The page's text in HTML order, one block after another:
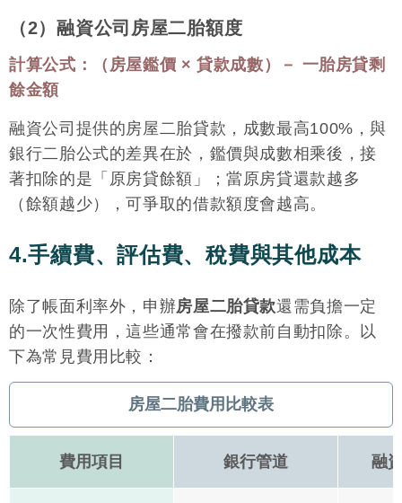
（2）融資公司房屋二胎額度
計算公式：（房屋鑑價 × 貸款成數）－ 一胎房貸剩
餘金額
融資公司提供的房屋二胎貸款，成數最高100%，與
銀行二胎公式的差異在於，鑑價與成數相乘後，接
著扣除的是「原房貸餘額」；當原房貸還款越多
（餘額越少），可爭取的借款額度會越高。
4.手續費、評估費、稅費與其他成本
除了帳面利率外，申辦房屋二胎貸款還需負擔一定
的一次性費用，這些通常會在撥款前自動扣除。以
下為常見費用比較：
房屋二胎費用比較表
費用項目 銀行管道 融